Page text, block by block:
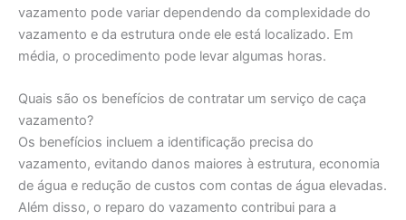
vazamento pode variar dependendo da complexidade do
vazamento e da estrutura onde ele está localizado. Em
média, o procedimento pode levar algumas horas.
Quais são os benefícios de contratar um serviço de caça
vazamento?
Os benefícios incluem a identificação precisa do
vazamento, evitando danos maiores à estrutura, economia
de água e redução de custos com contas de água elevadas.
Além disso, o reparo do vazamento contribui para a